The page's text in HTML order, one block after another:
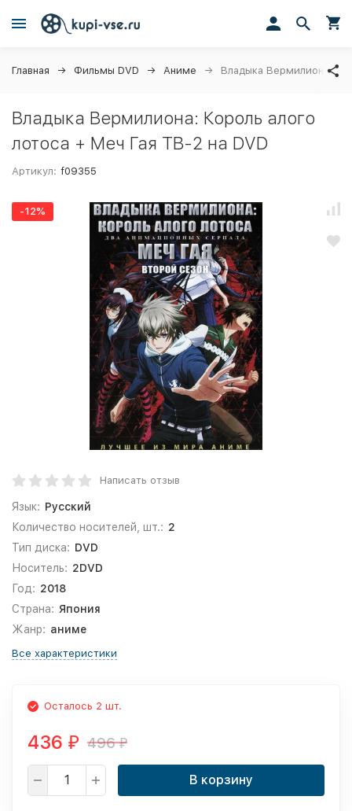
Главная Фильмы DVD Аниме Владыка Вермилиона:
Владыка Вермилиона: Король алого
лотоса + Меч Гая ТВ-2 на DVD
Артикул: f09355
-12%
Написать отзыв
Язык: Русский
Количество носителей, шт.: 2
Тип диска: DVD
Носитель: 2DVD
Год: 2018
Страна: Япония
Жанр: аниме
Все характеристики
Осталось 2 шт.
436 ₽ 496₽
В корзину